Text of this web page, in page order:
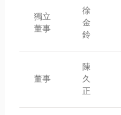
獨立
董事
徐
金
鈴
董事
陳
久
正